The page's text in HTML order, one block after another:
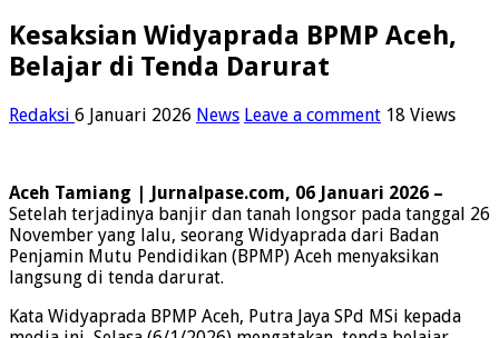
Kesaksian Widyaprada BPMP Aceh,
Belajar di Tenda Darurat
Redaksi 6 Januari 2026 News Leave a comment 18 Views
Aceh Tamiang | Jurnalpase.com, 06 Januari 2026 –
Setelah terjadinya banjir dan tanah longsor pada tanggal 26
November yang lalu, seorang Widyaprada dari Badan
Penjamin Mutu Pendidikan (BPMP) Aceh menyaksikan
langsung di tenda darurat.
Kata Widyaprada BPMP Aceh, Putra Jaya SPd MSi kepada